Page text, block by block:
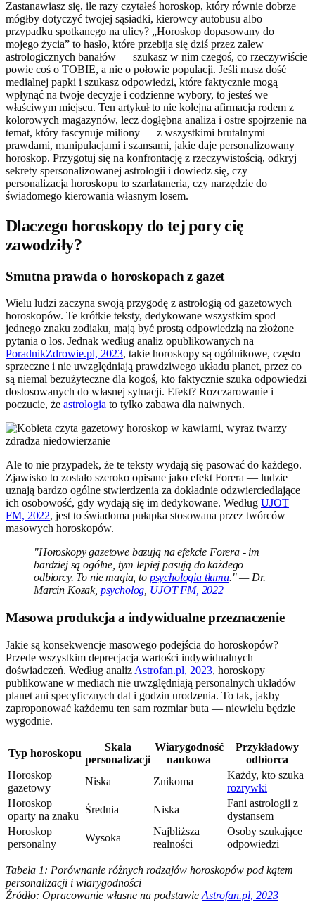
Zastanawiasz się, ile razy czytałeś horoskop, który równie dobrze
mógłby dotyczyć twojej sąsiadki, kierowcy autobusu albo
przypadku spotkanego na ulicy? „Horoskop dopasowany do
mojego życia” to hasło, które przebija się dziś przez zalew
astrologicznych banałów — szukasz w nim czegoś, co rzeczywiście
powie coś o TOBIE, a nie o połowie populacji. Jeśli masz dość
medialnej papki i szukasz odpowiedzi, które faktycznie mogą
wpłynąć na twoje decyzje i codzienne wybory, to jesteś we
właściwym miejscu. Ten artykuł to nie kolejna afirmacja rodem z
kolorowych magazynów, lecz dogłębna analiza i ostre spojrzenie na
temat, który fascynuje miliony — z wszystkimi brutalnymi
prawdami, manipulacjami i szansami, jakie daje personalizowany
horoskop. Przygotuj się na konfrontację z rzeczywistością, odkryj
sekrety spersonalizowanej astrologii i dowiedz się, czy
personalizacja horoskopu to szarlataneria, czy narzędzie do
świadomego kierowania własnym losem.
Dlaczego horoskopy do tej pory cię
zawodziły?
Smutna prawda o horoskopach z gazet
Wielu ludzi zaczyna swoją przygodę z astrologią od gazetowych
horoskopów. Te krótkie teksty, dedykowane wszystkim spod
jednego znaku zodiaku, mają być prostą odpowiedzią na złożone
pytania o los. Jednak według analiz opublikowanych na
PoradnikZdrowie.pl, 2023, takie horoskopy są ogólnikowe, często
sprzeczne i nie uwzględniają prawdziwego układu planet, przez co
są niemal bezużyteczne dla kogoś, kto faktycznie szuka odpowiedzi
dostosowanych do własnej sytuacji. Efekt? Rozczarowanie i
poczucie, że astrologia to tylko zabawa dla naiwnych.
Ale to nie przypadek, że te teksty wydają się pasować do każdego.
Zjawisko to zostało szeroko opisane jako efekt Forera — ludzie
uznają bardzo ogólne stwierdzenia za dokładnie odzwierciedlające
ich osobowość, gdy wydają się im dedykowane. Według UJOT
FM, 2022, jest to świadoma pułapka stosowana przez twórców
masowych horoskopów.
"Horoskopy gazetowe bazują na efekcie Forera - im
bardziej są ogólne, tym lepiej pasują do każdego
odbiorcy. To nie magia, to psychologia tłumu." — Dr.
Marcin Kozak, psycholog UJOT FM, 2022
Masowa produkcja a indywidualne przeznaczenie
Jakie są konsekwencje masowego podejścia do horoskopów?
Przede wszystkim deprecjacja wartości indywidualnych
doświadczeń. Według analiz Astrofan.pl, 2023, horoskopy
publikowane w mediach nie uwzględniają personalnych układów
planet ani specyficznych dat i godzin urodzenia. To tak, jakby
zaproponować każdemu ten sam rozmiar buta — niewielu będzie
wygodnie.
Typ horoskopu
Skala
personalizacji
Wiarygodność
naukowa
Przykładowy
odbiorca
Horoskop
gazetowy
Niska Znikoma
Każdy, kto szuka
rozrywki
Horoskop
oparty na znaku
Średnia Niska
Fani astrologii z
dystansem
Horoskop
personalny
Wysoka
Najbliższa
realności
Osoby szukające
odpowiedzi
Tabela 1: Porównanie różnych rodzajów horoskopów pod kątem
personalizacji i wiarygodności
Źródło: Opracowanie własne na podstawie Astrofan.pl, 2023